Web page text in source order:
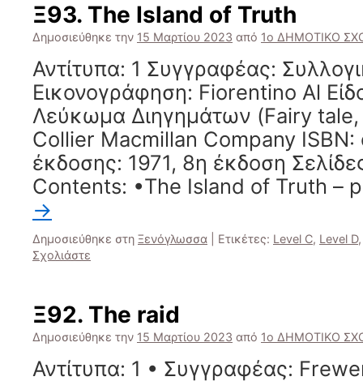
Ξ93. The Island of Truth
Δημοσιεύθηκε την 15 Μαρτίου 2023 από 1ο ΔΗΜΟΤΙΚΟ
Αντίτυπα: 1 Συγγραφέας:
Εικονογράφηση: Fiorentino Al
Λεύκωμα Διηγημάτων (Fairy tale,
Collier Macmillan Company ISBN:
έκδοσης: 1971, 8η έκδοση
Contents: •The Island of Truth –
→
Δημοσιεύθηκε στη Ξενόγλωσσα Ετικέτες: Level C, Level D
Σχολιάστε
Ξ92. The raid
Δημοσιεύθηκε την 15 Μαρτίου 2023 από 1ο ΔΗΜΟΤΙΚΟ
Αντίτυπα: 1 • Συγγραφέας: